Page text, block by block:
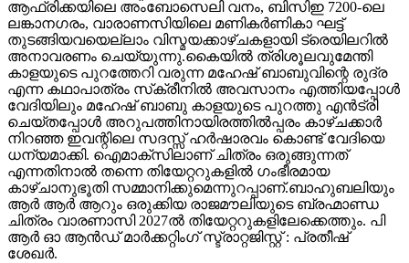
ആഫ്രിക്കയിലെ അംബോസെലി വനം, ബിസിഇ 7200-ലെ
ലങ്കാനഗരം, വാരാണസിയിലെ മണികര്‍ണികാ ഘട്ട്
തുടങ്ങിയവയെല്ലാം വിസ്മയക്കാഴ്ചകളായി ട്രെയിലറില്‍
അനാവരണം ചെയ്യുന്നു.കൈയില്‍ ത്രിശൂലവുമേന്തി
കാളയുടെ പുറത്തേറി വരുന്ന മഹേഷ് ബാബുവിന്റെ രുദ്ര
എന്ന കഥാപാത്രം സ്‌ക്രീനിൽ അവസാനം എത്തിയപ്പോൾ
വേദിയിലും മഹേഷ് ബാബു കാളയുടെ പുറത്തു എൻട്രി
ചെയ്തപ്പോൾ അറുപത്തിനായിരത്തിൽപ്പരം കാഴ്ചക്കാർ
നിറഞ്ഞ ഇവന്റിലെ സദസ്സ് ഹർഷാരവം കൊണ്ട് വേദിയെ
ധന്യമാക്കി. ഐമാക്‌സിലാണ് ചിത്രം ഒരുങ്ങുന്നത്
എന്നതിനാല്‍ തന്നെ തിയേറ്ററുകളില്‍ ഗംഭീരമായ
കാഴ്ചാനുഭൂതി സമ്മാനിക്കുമെന്നുറപ്പാണ്.ബാഹുബലിയും
ആർ ആർ ആറും ഒരുക്കിയ രാജമൗലിയുടെ ബ്രഹ്മാണ്ഡ
ചിത്രം വാരണാസി 2027ൽ തിയേറ്ററുകളിലേക്കെത്തും. പി
ആർ ഓ ആൻഡ് മാർക്കറ്റിംഗ് സ്ട്രാറ്റജിസ്റ്റ് : പ്രതീഷ്
ശേഖർ.